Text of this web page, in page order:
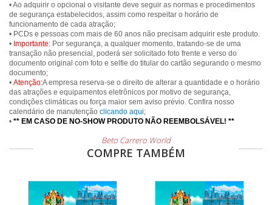
• Ao adquirir o opcional o visitante deve seguir as normas e procedimentos
de segurança estabelecidos, assim como respeitar o horário de
funcionamento de cada atração;
• PCDs e pessoas com mais de 60 anos não precisam adquirir este produto.
• Importante: Por segurança, a qualquer momento, tratando-se de uma
transação não presencial, poderá ser solicitado foto frente e verso do
documento original com foto e selfie do titular do cartão segurando o mesmo
documento;
• Atenção:A empresa reserva-se o direito de alterar a quantidade e o horário
das atrações e equipamentos eletrônicos por motivo de segurança,
condições climáticas ou força maior sem aviso prévio. Confira nosso
calendário de manutenção clicando aqui;
• ** EM CASO DE NO-SHOW PRODUTO NÃO REEMBOLSÁVEL! **
Beto Carrero World
COMPRE TAMBÉM